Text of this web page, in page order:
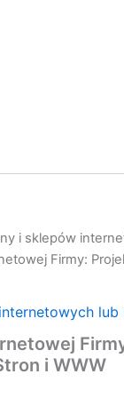
i sklepów
Firmy:
lub
i WWW